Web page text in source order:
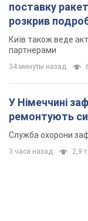
поставку
розкрив
Київ також веде
партнерами
34 минуты назад
У Німеччині
ремонтують
Служба охорони
3 часа назад 2,9 т.